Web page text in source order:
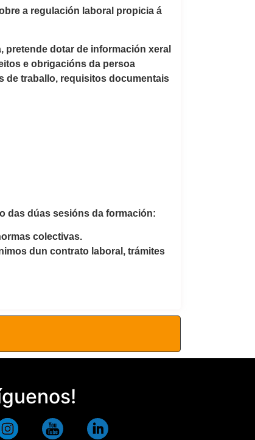
a regulación laboral propicia á
pretende dotar de información xeral
e obrigacións da persoa
de traballo, requisitos documentais
das dúas sesións da formación:
colectivas.
dun contrato laboral, trámites